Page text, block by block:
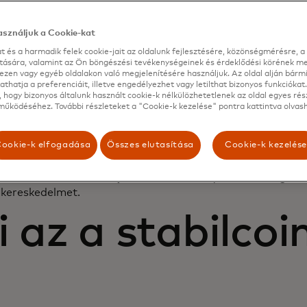
hajlandó felszállni az olyan változékony kriptoeszközök
vagy az Ether, akkor a stabilcoinok talán jobban
sugallja, a stabilcoinok olyan típusú digitális eszközök,
fenn, és hídként vagy "feljáróként" szolgálnak a
között. A stabilcoinok jelentős szerepet
jövőjében.
tranzakciók, a hatékonyság növelése és a költségek
a határokon átnyúló fizetések esetében, a stabilcoinok
digitalizálásának új hullámát indíthatják el,
a bérszámfejtést, a letétbe helyezést, a
az a
a Cookie-kat
és a harmadik felek cookie-jait az oldalunk fejlesztésére, közönségmérésre,
valamint az Ön böngészési tevékenységeinek és érdeklődési körének
vagy egyéb oldalakon való megjelenítésére használjuk. Az oldal alján
a preferenciáit, illetve engedélyezhet vagy letilthat bizonyos funkciókat.
hogy bizonyos általunk használt cookie-k nélkülözhetetlenek az oldal egyes
További részleteket a "Cookie-k kezelése" pontra kattintva
k elfogadása Összes elutasítása Cookie-k kezelése